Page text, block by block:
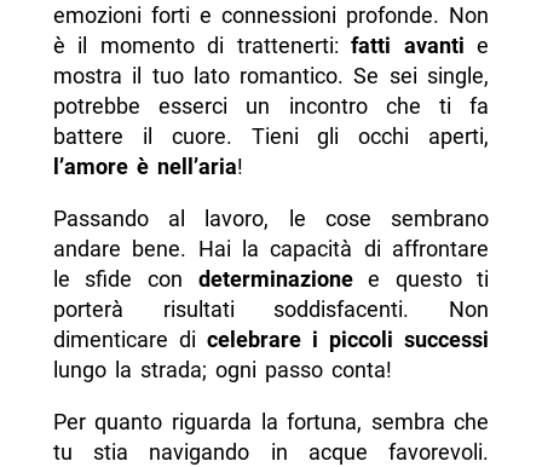
emozioni forti e connessioni profonde. Non
è il momento di trattenerti:fatti avanti e
mostra il tuo lato romantico. Se sei single,
potrebbe esserci un incontro che ti fa
battere il cuore. Tieni gli occhi aperti,
l’amore è nell’aria!
Passando al lavoro, le cose sembrano
andare bene. Hai la capacità di affrontare
le sfide con determinazionee questo ti
porterà risultati soddisfacenti. Non
dimenticare di celebrare i piccoli successi
lungo la strada; ogni passo conta!
Per quanto riguarda la fortuna, sembra che
tu stia navigando in acque favorevoli.